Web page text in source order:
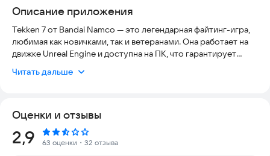
Описание приложения
Tekken 7 от Bandai Namco — это легендарная файтинг-игра,
любимая как новичками, так и ветеранами. Она работает на
движке Unreal Engine и доступна на ПК, что гарантирует
безопасна, не требует сложных настроек и актуальна
Игровой процесс и особенности:
Tekken 7 стала первой частью серии, использующей
современный движок Unreal Engine. В игре более 40 бойцов
с обновленными наборами приемов, интерактивными
Читать дальше
Оценки и отзывы
Рейтинг:
2,9 63 оценки ・32 отзыва